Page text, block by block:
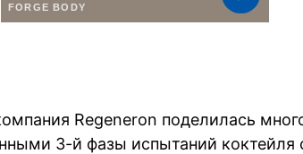
Regeneron поделилась
3-й фазы испытаний коктейля